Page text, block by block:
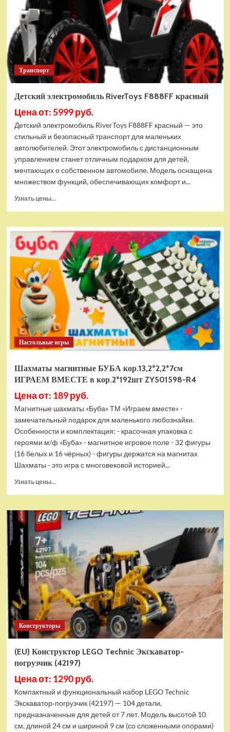
Транспорт
Детский электромобиль RiverToys F888FF красный
Цена от: 5999 руб.
Детский электромобиль RiverToys F888FF красный — это
стильный и безопасный транспорт для маленьких
автолюбителей. Этот электромобиль с дистанционным
управлением станет отличным подарком для детей,
мечтающих о собственном автомобиле. Модель оснащена
множеством функций, обеспечивающих комфорт и...
Узнать цены...
Детский
электромобиль
RiverToys
F888FF
красный
Настольные игры
Шахматы магнитные БУБА кор.13,2*2,2*7см
ИГРАЕМ ВМЕСТЕ в кор.2*192шт ZY501598-R4
Цена от: 189 руб.
Магнитные шахматы «Буба» ТМ «Играем вместе» -
замечательный подарок для маленького любознайки.
Особенности и комплектация: - красочная упаковка с
героями м/ф «Буба» - магнитное игровое поле - 32 фигуры
(16 белых и 16 чёрных) - фигуры держатся на магнитах
Шахматы - это игра с многовековой историей...
Узнать цены...
Шахматы
магнитные
БУБА
ИГРАЕМ
ВМЕСТЕ
в
кор.2*192шт
ZY501598-
R4
Конструкторы
(EU) Конструктор LEGO Technic Экскаватор-
погрузчик (42197)
Цена от: 1290 руб.
Компактный и функциональный набор LEGO Technic
Экскаватор‑погрузчик (42197) — 104 детали,
предназначенные для детей от 7 лет. Модель высотой 10
см, длиной 24 см и шириной 9 см (со сложенными опорами)